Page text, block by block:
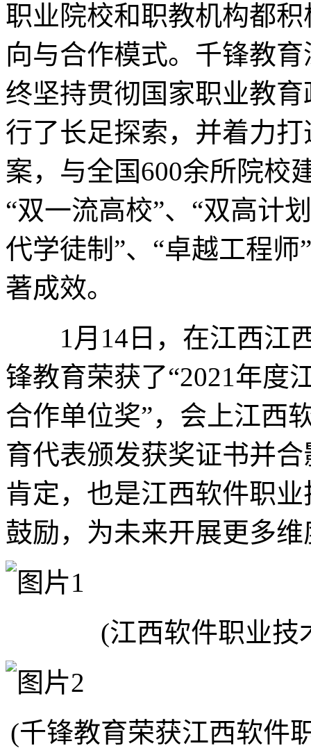
职业院校和职教机构都
向与合作模式。千锋教
终坚持贯彻国家职业教
行了长足探索，并着力
案，与全国600余所院校
“双一流高校”、“双高计
代学徒制”、“卓越工程
著成效。
1月14日，在江西江西
锋教育荣获了“2021年度
合作单位奖”，会上江西
育代表颁发获奖证书并
肯定，也是江西软件职
鼓励，为未来开展更多
(江西软件职业技
(千锋教育荣获江西软件